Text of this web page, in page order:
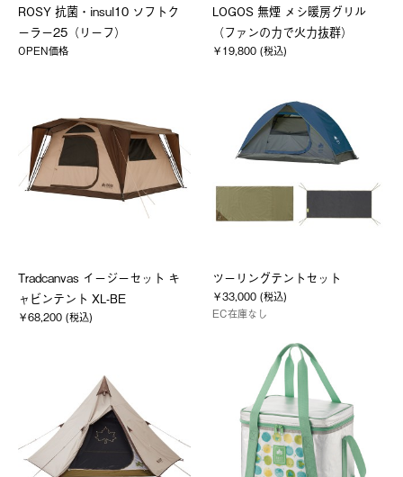
ROSY 抗菌・insul10 ソフトク
ーラー25（リーフ）
OPEN価格
LOGOS 無煙 メシ暖房グリル
（ファンの力で火力抜群）
￥19,800 (税込)
Tradcanvas イージーセット キ
ャビンテント XL-BE
￥68,200 (税込)
ツーリングテントセット
￥33,000 (税込)
EC在庫なし